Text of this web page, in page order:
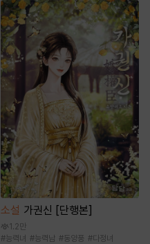
소설 가권신 [단행본]
1.2만
#능력녀 #능력남 #동양풍 #다정녀